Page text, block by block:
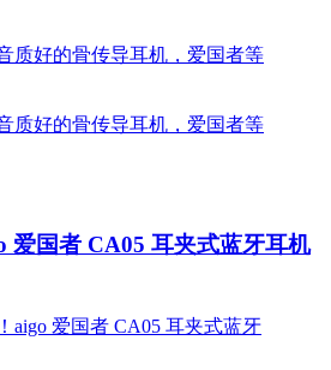
爱国者 CA05 耳夹式蓝牙耳机